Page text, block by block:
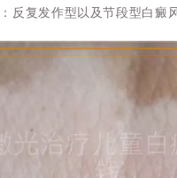
反复发作型以及节段型白癜风